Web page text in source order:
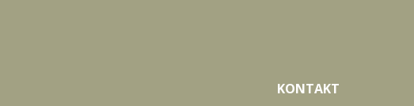
KONTAKT